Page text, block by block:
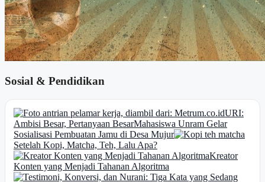
Sosial & Pendidikan
URI:
Ambisi Besar, Pertanyaan BesarMahasiswa Unram Gelar
Sosialisasi Pembuatan Jamu di Desa Mujur
Setelah Kopi, Matcha, Teh, Lalu Apa?
Kreator
Konten yang Menjadi Tahanan Algoritma